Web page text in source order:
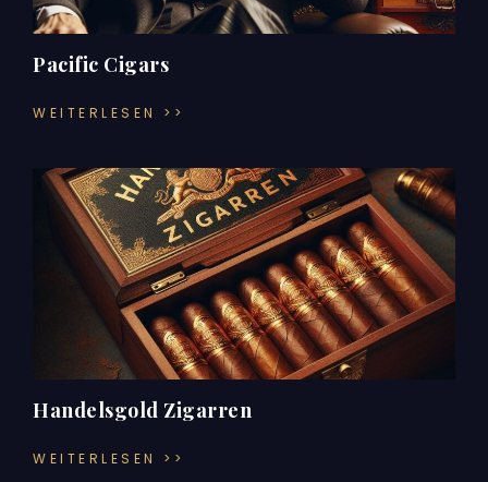
Pacific Cigars
WEITERLESEN >>
Handelsgold Zigarren
WEITERLESEN >>